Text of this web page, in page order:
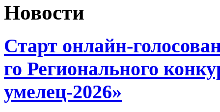
Новости
Старт онлайн-
го Регионального
умелец-2026»